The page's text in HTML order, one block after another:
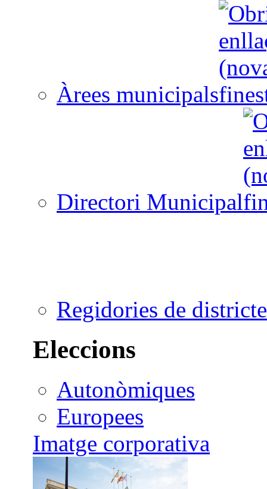
Àrees municipals
Directori Municipal
Regidories de districte
Eleccions
Autonòmiques
Europees
Imatge corporativa